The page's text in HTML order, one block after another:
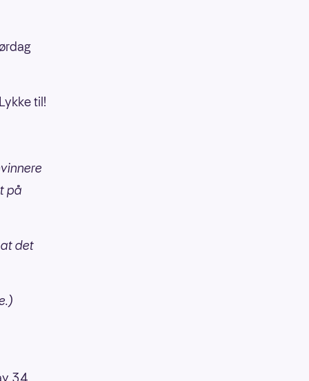
til!
på
det